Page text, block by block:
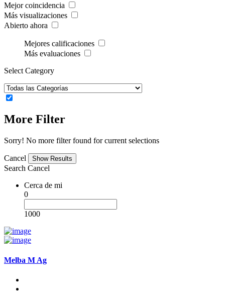
Mejor coincidencia
Más visualizaciones
Abierto ahora
Mejores calificaciones
Más evaluaciones
Select Category
More Filter
Sorry! No more filter found for current selections
Cancel
Search Cancel
Cerca de mi
0
1000
Melba M Ag